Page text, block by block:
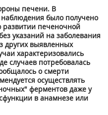
печени. В
было получено
печеночной
указаний на заболевания
других выявленных
характеризовались
случаев потребовалась
о смерти
осуществлять
ферментов даже у
в анамнезе или